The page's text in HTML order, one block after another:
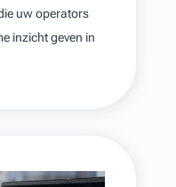
uw operators
inzicht geven in